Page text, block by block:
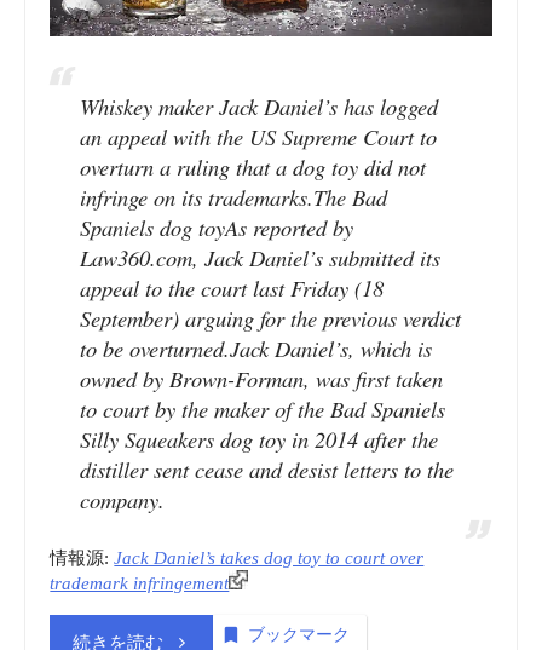
sticks
|
Patently-
O”
Whiskey maker Jack Daniel’s has logged
an appeal with the US Supreme Court to
overturn a ruling that a dog toy did not
infringe on its trademarks.The Bad
Spaniels dog toyAs reported by
Law360.com, Jack Daniel’s submitted its
appeal to the court last Friday (18
September) arguing for the previous verdict
to be overturned.Jack Daniel’s, which is
owned by Brown-Forman, was first taken
to court by the maker of the Bad Spaniels
Silly Squeakers dog toy in 2014 after the
distiller sent cease and desist letters to the
company.
情報源:Jack Daniel’s takes dog toy to court over
trademark infringement
続きを読む“商 ブックマーク